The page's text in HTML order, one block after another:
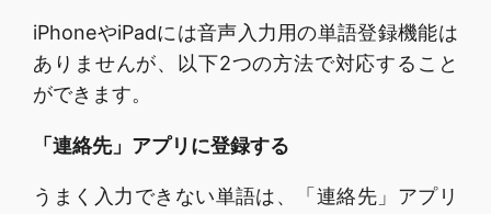
iPhoneやiPadには音声入力用の単語登録機能は
ありませんが、以下2つの方法で対応すること
ができます。
「連絡先」アプリに登録する
うまく入力できない単語は、「連絡先」アプリ